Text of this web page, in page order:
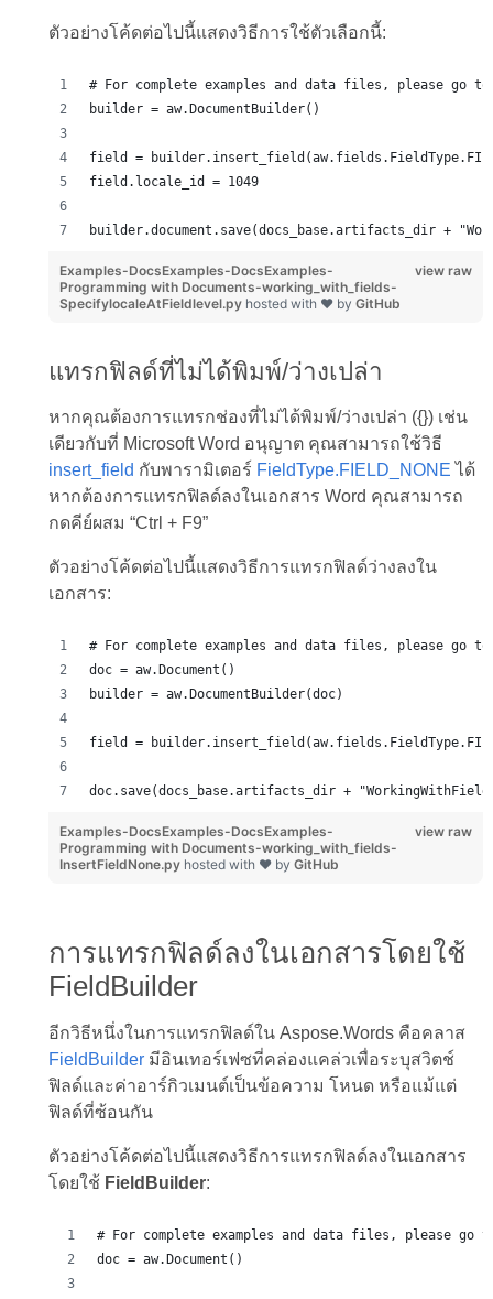
ตัวอย่างโค้ดต่อไปนี้แสดงวิธีการใช้ตัวเลือกนี้:
# For complete examples and data files, please go to
builder = aw.DocumentBuilder()
field =
field.locale_id = 1049
builder.document.save(docs_base.artifacts_dir +
view raw
Examples-DocsExamples-DocsExamples-
Programming with Documents-working_with_fields-
SpecifylocaleAtFieldlevel.py hosted with ❤ by GitHub
แทรกฟิลด์ที่ไม่ได้พิมพ์/ว่างเปล่า
หากคุณต้องการแทรกช่องที่ไม่ได้พิมพ์/ว่างเปล่า ({}) เช่น
เดียวกับที่ Microsoft Word อนุญาต คุณสามารถใช้วิธี
insert_field กับพารามิเตอร์ FieldType.FIELD_NONE ได้
หากต้องการแทรกฟิลด์ลงในเอกสาร Word คุณสามารถ
กดคีย์ผสม “Ctrl + F9”
ตัวอย่างโค้ดต่อไปนี้แสดงวิธีการแทรกฟิลด์ว่างลงใน
เอกสาร:
# For complete examples and data files, please go to
doc = aw.Document()
builder = aw.DocumentBuilder(doc)
field =
doc.save(docs_base.artifacts_dir +
view raw
Examples-DocsExamples-DocsExamples-
Programming with Documents-working_with_fields-
InsertFieldNone.py hosted with ❤ by GitHub
การแทรกฟิลด์ลงในเอกสารโดยใช้
FieldBuilder
อีกวิธีหนึ่งในการแทรกฟิลด์ใน Aspose.Words คือคลาส
FieldBuilderมีอินเทอร์เฟซที่คล่องแคล่วเพื่อระบุสวิตช์
ฟิลด์และค่าอาร์กิวเมนต์เป็นข้อความ โหนด หรือแม้แต่
ฟิลด์ที่ซ้อนกัน
ตัวอย่างโค้ดต่อไปนี้แสดงวิธีการแทรกฟิลด์ลงในเอกสาร
โดยใช้ FieldBuilder:
# For complete examples and data files, please go
doc = aw.Document()